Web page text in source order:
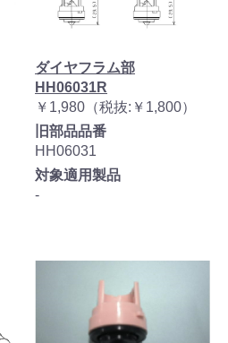
ダイヤフラム部
HH06031R
￥1,980（税抜:￥1,800）
旧部品品番
HH06031
対象適用製品
-